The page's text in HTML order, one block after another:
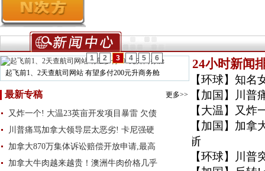
1 2 3 4 5
6
起飞前1、2天查航司网站 有望多付200元升商务舱
最新专稿 更多>>
又炸一个! 大温23英亩开发项目暴雷 欠债
川普痛骂加拿大领导层太恶劣! 卡尼强硬
加拿大870万集体诉讼赔偿开放申请,最高
加拿大牛肉越来越贵！澳洲牛肉价格几乎
24小时新闻
【环球】 知名
【加国】
川普
【大温】 又炸
【加国】 加拿
斩
【环球】
川普